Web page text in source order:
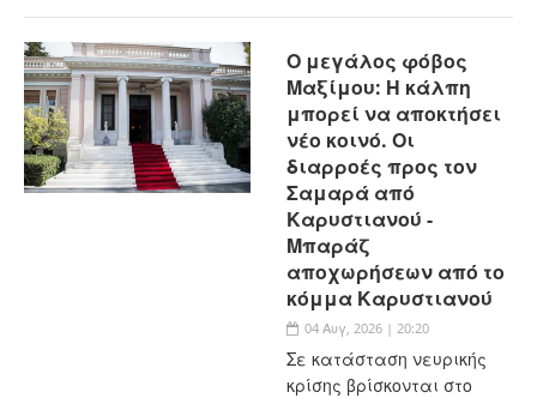
Ο μεγάλος φόβος
Μαξίμου: Η κάλπη
μπορεί να αποκτήσει
νέο κοινό. Οι
διαρροές προς τον
Σαμαρά από
Καρυστιανού -
Μπαράζ
αποχωρήσεων από το
κόμμα Καρυστιανού
04 Αυγ, 2026 | 20:20
Σε κατάσταση νευρικής
κρίσης βρίσκονται στο